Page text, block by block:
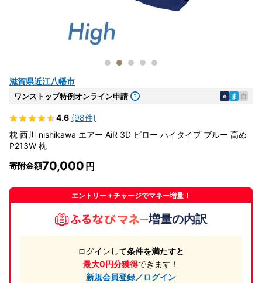
滋賀県近江八幡市
ワンストップ特例オンライン申請 e ま 自
4.6 (98件)
枕 西川 nishikawa エアー AiR 3D ピロー ハイタイプ ブルー 高め
P213W 枕
寄附金額70,000
エントリー＋チャージでマネー増量！
増量の内訳
ログインして条件を満たすと
最大0円分獲得できます！
新規会員登録／ログイン